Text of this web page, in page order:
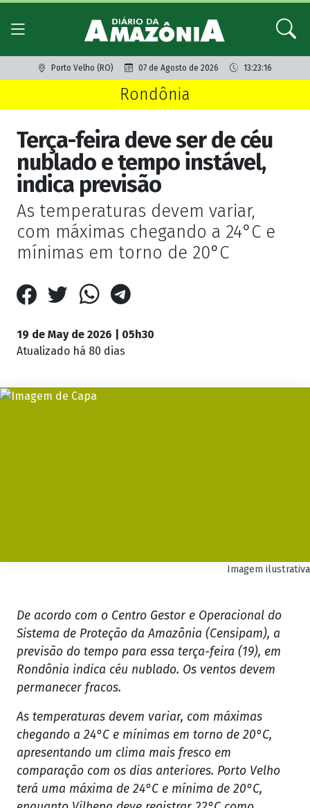
Porto Velho (RO) 07 de Agosto de 2026 13:23:16
Rondônia
Terça-feira deve ser de céu
nublado e tempo instável,
indica previsão
As temperaturas devem variar,
com máximas chegando a 24°C e
mínimas em torno de 20°C
19 de May de 2026 | 05h30
Atualizado há 80 dias
Imagem ilustrativa
De acordo com o Centro Gestor e Operacional do
Sistema de Proteção da Amazônia (Censipam), a
previsão do tempo para essa terça-feira (19), em
Rondônia indica céu nublado. Os ventos devem
permanecer fracos.
As temperaturas devem variar, com máximas
chegando a 24°C e mínimas em torno de 20°C,
apresentando um clima mais fresco em
comparação com os dias anteriores. Porto Velho
terá uma máxima de 24°C e mínima de 20°C,